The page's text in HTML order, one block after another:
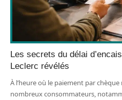
Les secrets du délai
Leclerc révélés
À l’heure où le paiement par
nombreux consommateurs,